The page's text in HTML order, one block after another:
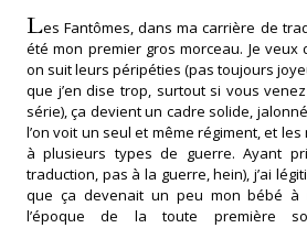
Les Fantômes, dans ma carrière de
été mon premier gros morceau. Je veux
on suit leurs péripéties (pas toujours
que j’en dise trop, surtout si vous
série), ça devient un cadre solide,
l’on voit un seul et même régiment, et
à plusieurs types de guerre. Ayant
traduction, pas à la guerre, hein), j’ai
que ça devenait un peu mon bébé à
l’époque de la toute première